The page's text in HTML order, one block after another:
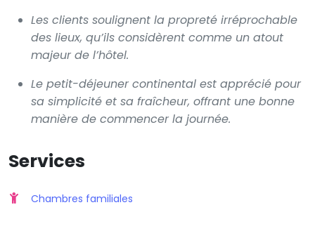
Les clients soulignent la propreté irréprochable
des lieux, qu’ils considèrent comme un atout
majeur de l’hôtel.
Le petit-déjeuner continental est apprécié pour
sa simplicité et sa fraîcheur, offrant une bonne
manière de commencer la journée.
Services
Chambres familiales